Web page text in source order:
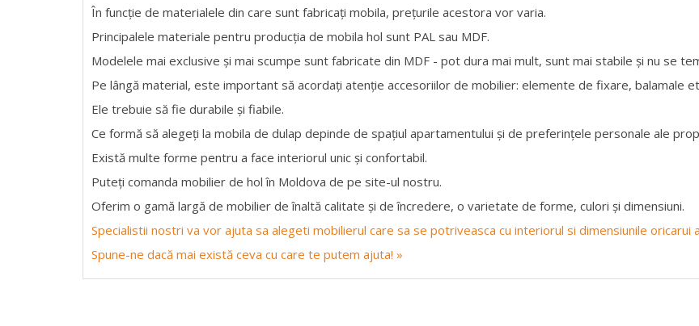
În funcție de materialele din care sunt fabricați mobila, prețurile acestora vor varia.
Principalele materiale pentru producția de mobila hol sunt PAL sau MDF.
Modelele mai exclusive și mai scumpe sunt fabricate din MDF - pot dura mai mult, sunt mai stabile și nu se
Pe lângă material, este important să acordați atenție accesoriilor de mobilier: elemente de fixare, balamale
Ele trebuie să fie durabile și fiabile.
Ce formă să alegeți la mobila de dulap depinde de spațiul apartamentului și de preferințele personale ale
Există multe forme pentru a face interiorul unic și confortabil.
Puteți comanda mobilier de hol în Moldova de pe site-ul nostru.
Oferim o gamă largă de mobilier de înaltă calitate și de încredere, o varietate de forme, culori și dimensiuni.
Specialistii nostri va vor ajuta sa alegeti mobilierul care sa se potriveasca cu interiorul si dimensiunile oricarui
Spune-ne dacă mai există ceva cu care te putem ajuta! »